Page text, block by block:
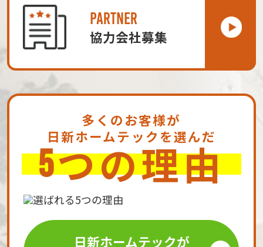
PARTNER
協力会社募集
多くのお客様が
日新ホームテックを選んだ
5つの理由
日新ホームテックが